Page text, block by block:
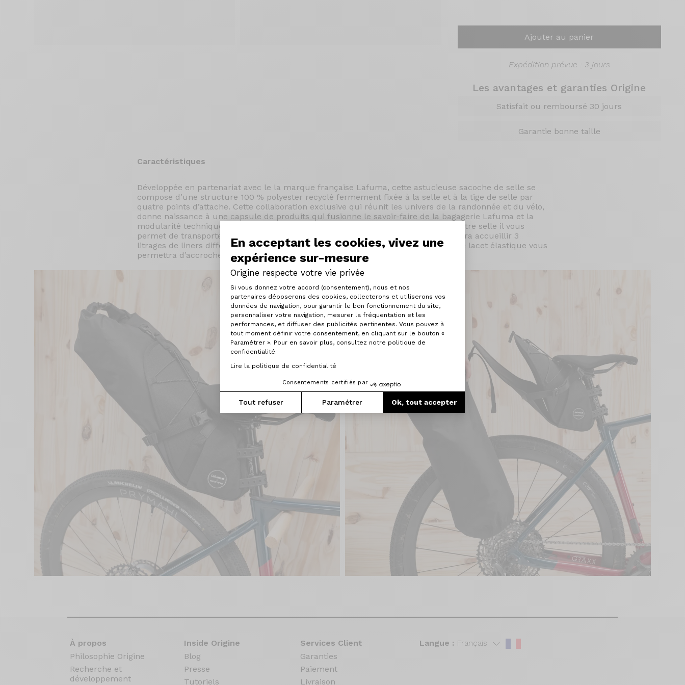
En acceptant les cookies, vivez une
expérience sur-mesure
Origine respecte votre vie privée
Plateforme de Gestion du Consentement : Personnalisez vos Options
Si vous donnez votre accord (consentement), nous et nos
partenaires déposerons des cookies, collecterons et utiliserons vos
données de navigation, pour garantir le bon fonctionnement du site,
personnaliser votre navigation, mesurer la fréquentation et les
performances, et diffuser des publicités pertinentes. Vous pouvez à
tout moment définir votre consentement, en cliquant sur le bouton «
Paramétrer ». Pour en savoir plus, consultez notre politique de
confidentialité.
Lire la politique de confidentialité
Consentements certifiés par
Tout refuser Paramétrer Ok, tout accepter
Axeptio consent
Ajouter au panier
Expédition prévue : 3 jours
Les avantages et garanties Origine
Satisfait ou remboursé 30 jours
Garantie bonne taille
Caractéristiques
Développée en partenariat avec le la marque française Lafuma, cette astucieuse sacoche de selle se
compose d’une structure 100 % polyester recyclé fermement fixée à la selle et à la tige de selle par
quatre points d’attache. Cette collaboration exclusive qui réunit les univers de la randonnée et du vélo,
donne naissance à une capsule de produits qui fusionne le savoir-faire de la bagagerie Lafuma et la
modularité technique d’Origine comme avec ce "Saddle bag". Situé à l’arrière de votre selle il vous
permet de transporter beaucoup de choses en même temps. Cette structure pourra accueillir 3
litrages de liners différents (6/10/16L) grâce aux sangles réglables avec boucles. Le lacet élastique vous
permettra d’accrocher des affaires pour avoir un accès rapide.
À propos
Philosophie Origine
Recherche et
développement
Inside Origine
Blog
Presse
Tutoriels
Services Client
Garanties
Paiement
Livraison
Langue : Français